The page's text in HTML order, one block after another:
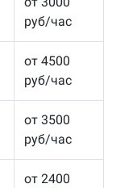
руб/час
от 4500
руб/час
от 3500
руб/час
от 2400